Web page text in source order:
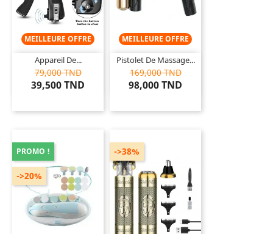
MEILLEURE OFFRE
Appareil De...
79,000 TND
39,500 TND
MEILLEURE OFFRE
Pistolet De Massage...
169,000 TND
98,000 TND
PROMO !
->20%
->38%